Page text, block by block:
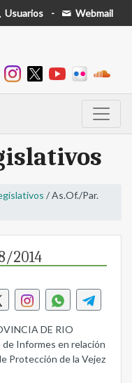
Usuarios - Webmail
/ As.Of./Par.
2014
DE RIO
Informes en relación
Protección de la Vejez